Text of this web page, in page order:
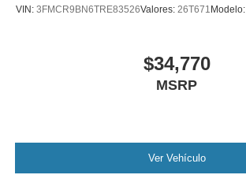
VIN: 3FMCR9BN6TRE83526Valores: 26T671Modelo:
$34,770
MSRP
Ver Vehículo